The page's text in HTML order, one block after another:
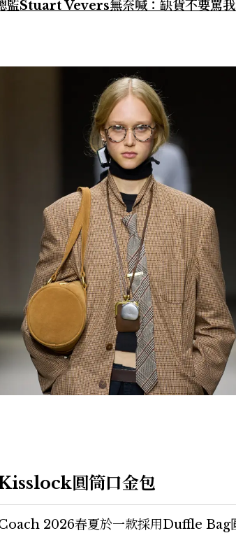
Stuart Vevers無奈喊：缺貨不要罵
圓筒口金包
2026春夏於一款採用Duffle Bag